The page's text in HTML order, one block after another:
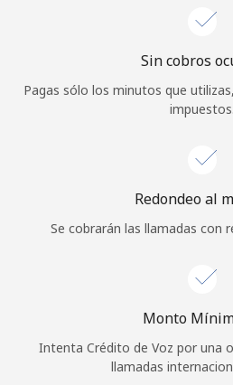
Sin cobros
Pagas sólo los minutos que
impuestos.
Redondeo al
Se cobrarán las llamadas con
Monto
Intenta Crédito de Voz por una
llamadas